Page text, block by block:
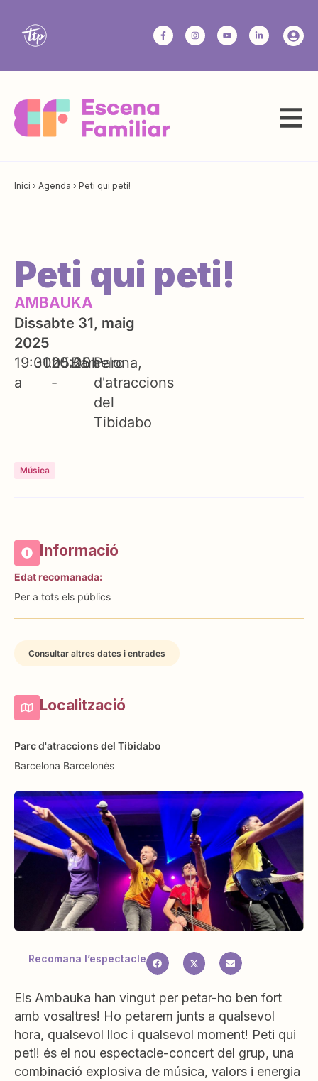
Inici › Agenda › Peti qui peti!
Peti qui peti!
AMBAUKA
Dissabte 31, maig
2025
19:00h
a
31.05.25
20:00h
-
Barcelona
Parc
d'atraccions
del
Tibidabo
Música
Informació
Edat recomanada:
Per a tots els públics
Consultar altres dates i entrades
Localització
Parc d'atraccions del Tibidabo
Barcelona Barcelonès
Recomana l’espectacle
Els Ambauka han vingut per petar-ho ben fort
amb vosaltres! Ho petarem junts a qualsevol
hora, qualsevol lloc i qualsevol moment! Peti qui
peti! és el nou espectacle-concert del grup, una
combinació explosiva de música, valors i energia